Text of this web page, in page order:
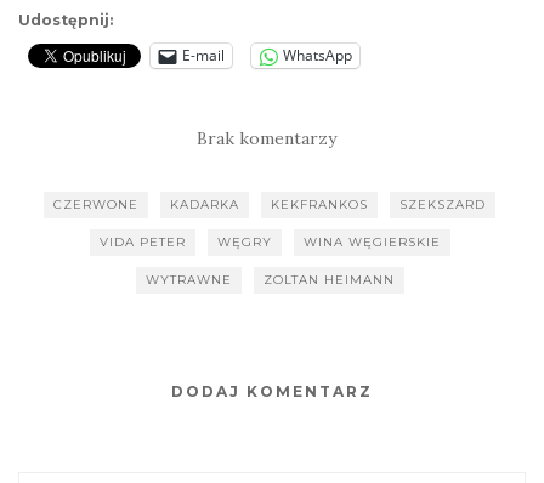
Udostępnij:
E-mail WhatsApp
Brak komentarzy
CZERWONE KADARKA KEKFRANKOS SZEKSZARD
VIDA PETER WĘGRY WINA WĘGIERSKIE
WYTRAWNE ZOLTAN HEIMANN
DODAJ KOMENTARZ